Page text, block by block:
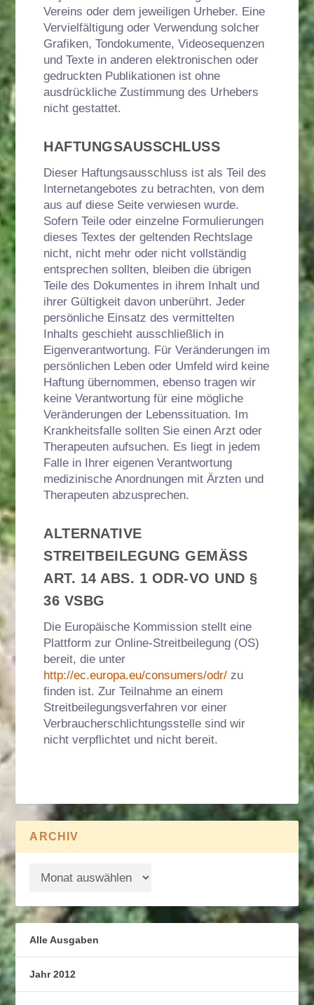
Vereins oder dem jeweiligen Urheber. Eine
Vervielfältigung oder Verwendung solcher
Grafiken, Tondokumente, Videosequenzen
und Texte in anderen elektronischen oder
gedruckten Publikationen ist ohne
ausdrückliche Zustimmung des Urhebers
nicht gestattet.
HAFTUNGSAUSSCHLUSS
Dieser Haftungsausschluss ist als Teil des
Internetangebotes zu betrachten, von dem
aus auf diese Seite verwiesen wurde.
Sofern Teile oder einzelne Formulierungen
dieses Textes der geltenden Rechtslage
nicht, nicht mehr oder nicht vollständig
entsprechen sollten, bleiben die übrigen
Teile des Dokumentes in ihrem Inhalt und
ihrer Gültigkeit davon unberührt. Jeder
persönliche Einsatz des vermittelten
Inhalts geschieht ausschließlich in
Eigenverantwortung. Für Veränderungen im
persönlichen Leben oder Umfeld wird keine
Haftung übernommen, ebenso tragen wir
keine Verantwortung für eine mögliche
Veränderungen der Lebenssituation. Im
Krankheitsfalle sollten Sie einen Arzt oder
Therapeuten aufsuchen. Es liegt in jedem
Falle in Ihrer eigenen Verantwortung
medizinische Anordnungen mit Ärzten und
Therapeuten abzusprechen.
ALTERNATIVE
STREITBEILEGUNG GEMÄSS A
RT. 14 ABS. 1 ODR-VO UND § 3
6 VSBG
Die Europäische Kommission stellt eine
Plattform zur Online-Streitbeilegung (OS)
bereit, die unter
http://ec.europa.eu/consumers/odr/ zu
finden ist. Zur Teilnahme an einem
Streitbeilegungsverfahren vor einer
Verbraucherschlichtungsstelle sind wir
nicht verpflichtet und nicht bereit.
ARCHIV
Alle Ausgaben
Jahr 2012